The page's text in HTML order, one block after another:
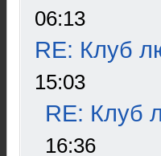
06:13
RE: Клуб
15:03
RE: Клуб
16:36